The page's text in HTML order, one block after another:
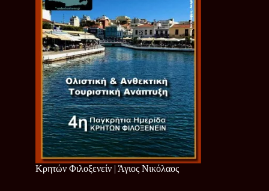
Κρητών Φιλοξενείν | Άγιος Νικόλαος